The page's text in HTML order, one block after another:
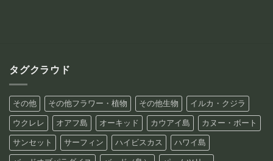
タグクラウド
その他 その他フラワー・植物 その他生物 イルカ・クジラ
ウクレレ オアフ島 オーキッド カウアイ島 カヌー・ボート
サンセット サーフィン ハイビスカス ハワイ島